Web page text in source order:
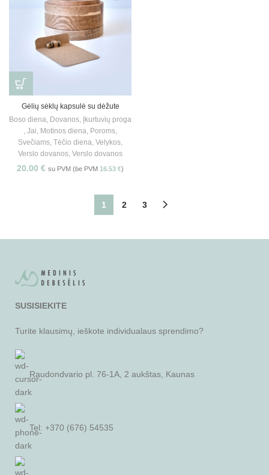
Gėlių sėklų kapsulė su dėžute
Boso diena, Dovanos, Įkurtuvių proga
, Jai, Motinos diena, Poroms,
Svečiams, Tėčio diena, Velykos,
Verslo dovanos, Verslo dovanos
20.00 € su PVM (be PVM 16.53 €)
1 2 3
SUSISIEKITE
Turite klausimų, ieškote individualaus sprendimo?
Raudondvario pl. 76-1A, 2 aukštas, Kaunas
Tel: +370 (676) 54535